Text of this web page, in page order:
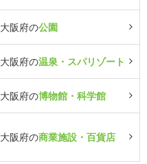
大阪府の公園
大阪府の温泉・スパリゾート
大阪府の博物館・科学館
大阪府の商業施設・百貨店